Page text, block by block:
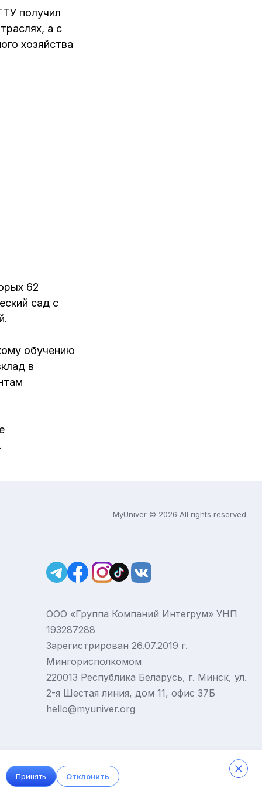
получил
а c
хозяйства
62
сад с
обучению
в
MyUniver © 2026 All rights reserved.
ООО «Группа Компаний Интегрум» УНП
193287288
Зарегистрирован 26.07.2019 г.
Мингорисполкомом
220013 Республика Беларусь, г. Минск, ул.
2-я Шестая линия, дом 11, офис 37Б
hello@myuniver.org
Принять Отклонить